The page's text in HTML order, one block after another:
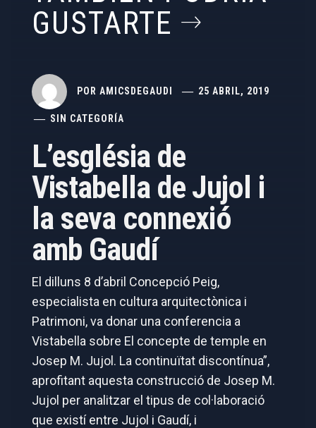
GUSTARTE
POR AMICSDEGAUDI 25 ABRIL, 2019
SIN CATEGORÍA
L’església de
Vistabella de Jujol i
la seva connexió
amb Gaudí
El dilluns 8 d’abril Concepció Peig,
especialista en cultura arquitectònica i
Patrimoni, va donar una conferencia a
Vistabella sobre El concepte de temple en
Josep M. Jujol. La continuïtat discontínua”,
aprofitant aquesta construcció de Josep M.
Jujol per analitzar el tipus de col·laboració
que existí entre Jujol i Gaudí, i